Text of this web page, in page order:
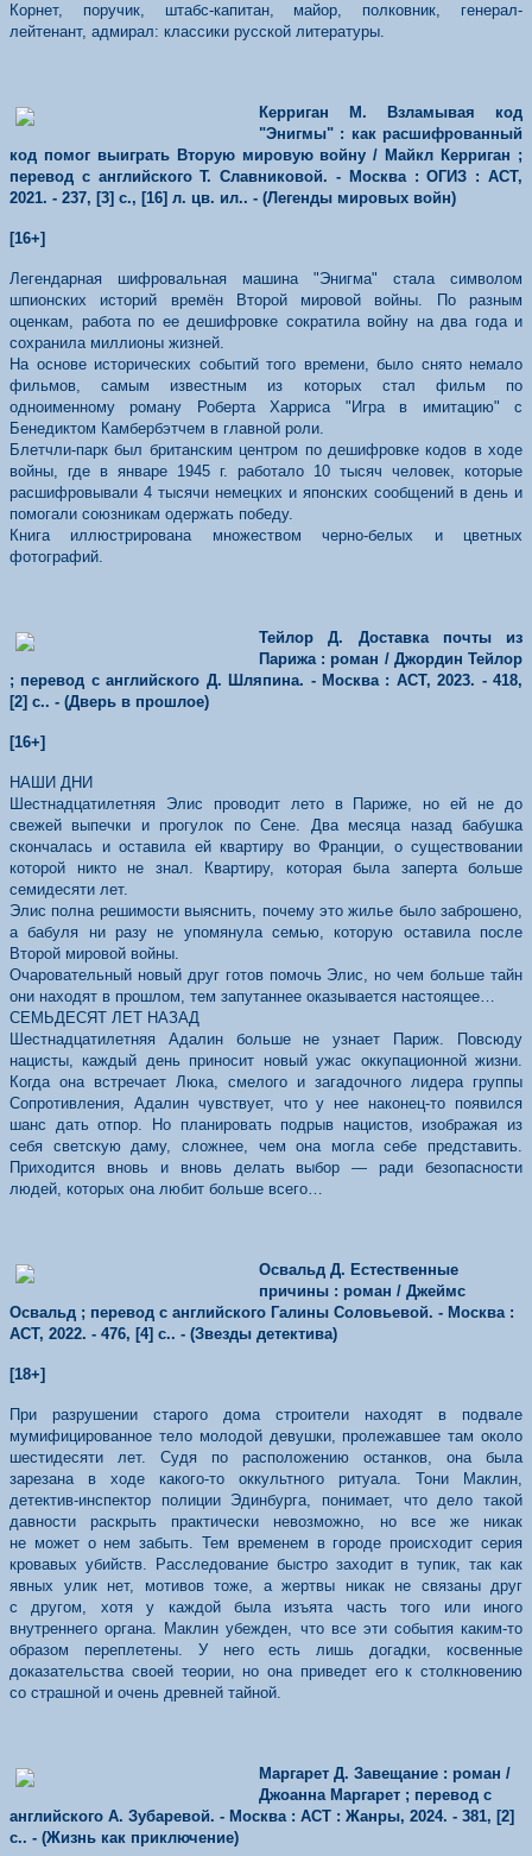
Корнет, поручик, штабс-капитан, майор, полковник, генерал-
лейтенант, адмирал: классики русской литературы.
Керриган М. Взламывая код
"Энигмы" : как расшифрованный
код помог выиграть Вторую мировую войну / Майкл Керриган ;
перевод с английского Т. Славниковой. - Москва : ОГИЗ : АСТ,
2021. - 237, [3] с., [16] л. цв. ил.. - (Легенды мировых войн)
[16+]
Легендарная шифровальная машина "Энигма" стала символом
шпионских историй времён Второй мировой войны. По разным
оценкам, работа по ее дешифровке сократила войну на два года и
сохранила миллионы жизней.
На основе исторических событий того времени, было снято немало
фильмов, самым известным из которых стал фильм по
одноименному роману Роберта Харриса "Игра в имитацию" с
Бенедиктом Камбербэтчем в главной роли.
Блетчли-парк был британским центром по дешифровке кодов в ходе
войны, где в январе 1945 г. работало 10 тысяч человек, которые
расшифровывали 4 тысячи немецких и японских сообщений в день и
помогали союзникам одержать победу.
Книга иллюстрирована множеством черно-белых и цветных
фотографий.
Тейлор Д. Доставка почты из
Парижа : роман / Джордин Тейлор
; перевод с английского Д. Шляпина. - Москва : АСТ, 2023. - 418,
[2] с.. - (Дверь в прошлое)
[16+]
НАШИ ДНИ
Шестнадцатилетняя Элис проводит лето в Париже, но ей не до
свежей выпечки и прогулок по Сене. Два месяца назад бабушка
скончалась и оставила ей квартиру во Франции, о существовании
которой никто не знал. Квартиру, которая была заперта больше
семидесяти лет.
Элис полна решимости выяснить, почему это жилье было заброшено,
а бабуля ни разу не упомянула семью, которую оставила после
Второй мировой войны.
Очаровательный новый друг готов помочь Элис, но чем больше тайн
они находят в прошлом, тем запутаннее оказывается настоящее…
СЕМЬДЕСЯТ ЛЕТ НАЗАД
Шестнадцатилетняя Адалин больше не узнает Париж. Повсюду
нацисты, каждый день приносит новый ужас оккупационной жизни.
Когда она встречает Люка, смелого и загадочного лидера группы
Cопротивления, Адалин чувствует, что у нее наконец-то появился
шанс дать отпор. Но планировать подрыв нацистов, изображая из
себя светскую даму, сложнее, чем она могла себе представить.
Приходится вновь и вновь делать выбор — ради безопасности
людей, которых она любит больше всего…
Освальд Д. Естественные
причины : роман / Джеймс
Освальд ; перевод с английского Галины Соловьевой. - Москва :
АСТ, 2022. - 476, [4] с.. - (Звезды детектива)
[18+]
При разрушении старого дома строители находят в подвале
мумифицированное тело молодой девушки, пролежавшее там около
шестидесяти лет. Судя по расположению останков, она была
зарезана в ходе какого‑то оккультного ритуала. Тони Маклин,
детектив‑инспектор полиции Эдинбурга, понимает, что дело такой
давности раскрыть практически невозможно, но все же никак
не может о нем забыть. Тем временем в городе происходит серия
кровавых убийств. Расследование быстро заходит в тупик, так как
явных улик нет, мотивов тоже, а жертвы никак не связаны друг
с другом, хотя у каждой была изъята часть того или иного
внутреннего органа. Маклин убежден, что все эти события каким‑то
образом переплетены. У него есть лишь догадки, косвенные
доказательства своей теории, но она приведет его к столкновению
со страшной и очень древней тайной.
Маргарет Д. Завещание : роман /
Джоанна Маргарет ; перевод с
английского А. Зубаревой. - Москва : АСТ : Жанры, 2024. - 381, [2]
с.. - (Жизнь как приключение)